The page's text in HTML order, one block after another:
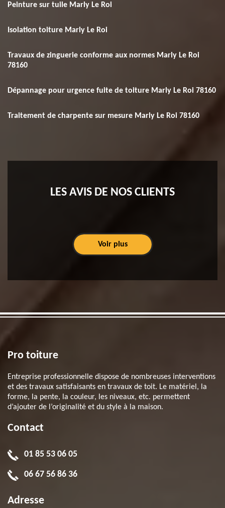
Peinture sur tuile Marly Le Roi
Isolation toiture Marly Le Roi
Travaux de zinguerie conforme aux normes Marly Le Roi
78160
Dépannage pour urgence fuite de toiture Marly Le Roi 78160
Traitement de charpente sur mesure Marly Le Roi 78160
LES AVIS DE NOS CLIENTS
Voir plus
Pro toiture
Entreprise professionnelle dispose de nombreuses interventions
et des travaux satisfaisants en travaux de toit. Le matériel, la
forme, la pente, la couleur, les niveaux, etc. permettent
d’ajouter de l’originalité et du style à la maison.
Contact
01 85 53 06 05
06 67 56 86 36
Adresse